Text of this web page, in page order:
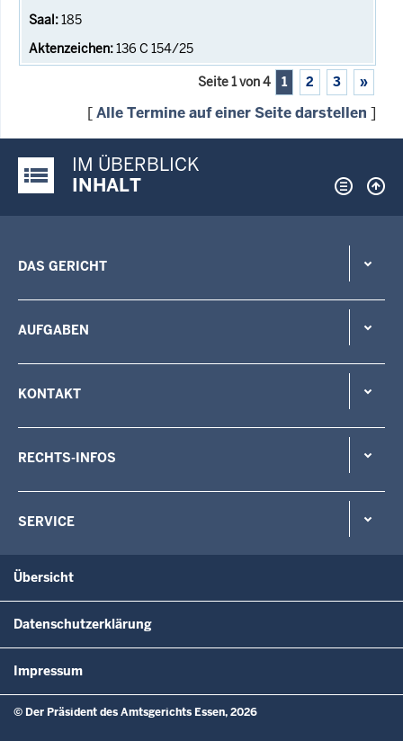
185
136 C 154/25
Seite 1 von 4 1 2 3 »
[Alle Termine auf einer Seite darstellen ]
Justiz-Portal im Überblick:
IM ÜBERBLICK
INHALT
DAS GERICHT
AUFGABEN
KONTAKT
RECHTS-INFOS
SERVICE
Übersicht
Datenschutzerklärung
Impressum
© Der Präsident des Amtsgerichts Essen, 2026